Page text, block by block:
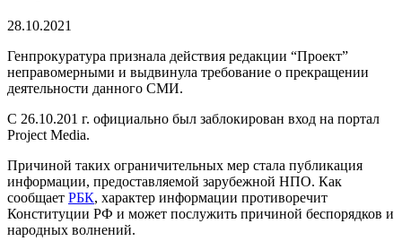
28.10.2021
Генпрокуратура признала действия редакции “Проект”
неправомерными и выдвинула требование о прекращении
деятельности данного СМИ.
С 26.10.201 г. официально был заблокирован вход на портал
Project Media.
Причиной таких ограничительных мер стала публикация
информации, предоставляемой зарубежной НПО. Как
сообщает РБК, характер информации противоречит
Конституции РФ и может послужить причиной беспорядков и
народных волнений.